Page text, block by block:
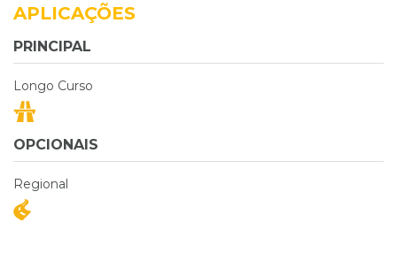
APLICAÇÕES
PRINCIPAL
Longo Curso
OPCIONAIS
Regional